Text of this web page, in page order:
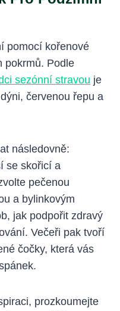
pomocí kořenové
pokrmů. Podle
sezónní stravou je
červenou řepu a
následovně:
se skořicí a
pečenou
a bylinkovým
jak podpořit zdravý
Večeři pak tvoří
čočky, která vás
prozkoumejte